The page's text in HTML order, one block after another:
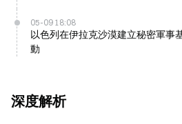
05-09 18:08
以色列在伊拉克沙漠建立秘密軍事
動
深度解析